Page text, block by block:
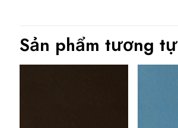
Sản phẩm tương tự